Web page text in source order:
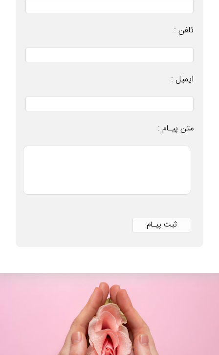
تلفن :
ایمیل :
متن پیـام :